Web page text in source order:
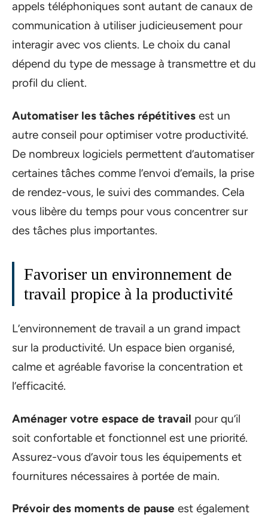
appels téléphoniques sont autant de canaux de
communication à utiliser judicieusement pour
interagir avec vos clients. Le choix du canal
dépend du type de message à transmettre et du
profil du client.
Automatiser les tâches répétitives est un
autre conseil pour optimiser votre productivité.
De nombreux logiciels permettent d’automatiser
certaines tâches comme l’envoi d’emails, la prise
de rendez-vous, le suivi des commandes. Cela
vous libère du temps pour vous concentrer sur
des tâches plus importantes.
Favoriser un environnement de
travail propice à la productivité
L’environnement de travail a un grand impact
sur la productivité. Un espace bien organisé,
calme et agréable favorise la concentration et
l’efficacité.
Aménager votre espace de travail pour qu’il
soit confortable et fonctionnel est une priorité.
Assurez-vous d’avoir tous les équipements et
fournitures nécessaires à portée de main.
Prévoir des moments de pause est également